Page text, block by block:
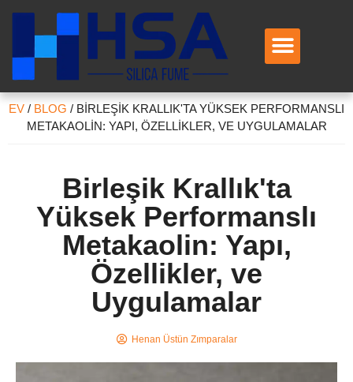
EV / BLOG / BIRLEŞIK KRALLIK'TA YÜKSEK PERFORMANSLI
METAKAOLIN: YAPI, ÖZELLIKLER, VE UYGULAMALAR
Birleşik Krallık'ta
Yüksek Performanslı
Metakaolin: Yapı,
Özellikler, ve
Uygulamalar
Henan Üstün Zımparalar